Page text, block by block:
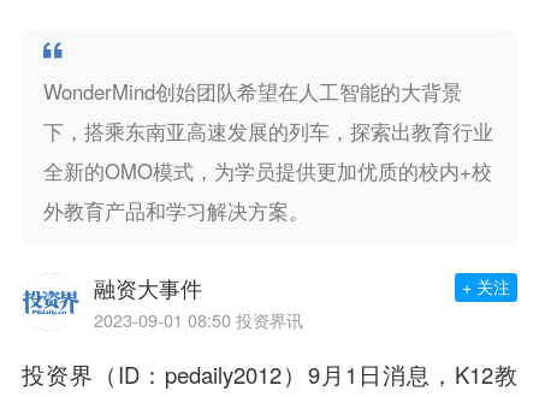
WonderMind创始团队希望在人工智能的大背景
下，搭乘东南亚高速发展的列车，探索出教育行业
全新的OMO模式，为学员提供更加优质的校内+校
外教育产品和学习解决方案。
融资大事件
2023-09-01 08:50 投资界讯
+ 关注
投资界（ID：pedaily2012）9月1日消息， K12教